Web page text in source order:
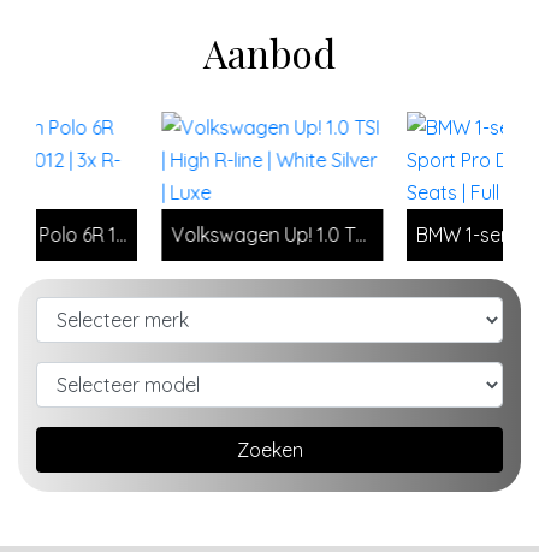
Aanbod
Volkswagen Polo 6R 1.2 TSI | DSG 2012 | 3x R-Line | Full Volkswagen Up! 1.0 TSI | High R-line | White Silver | Luxe
Zoeken